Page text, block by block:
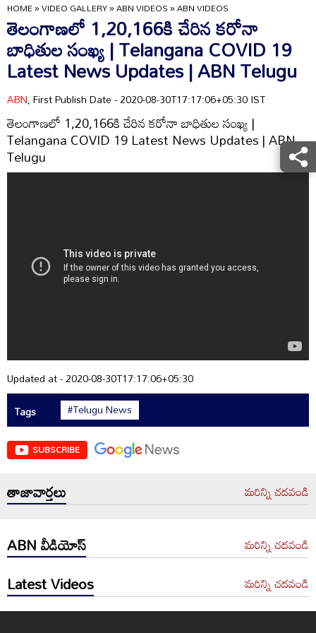
HOME»VIDEO GALLERY»ABN VIDEOS»ABN VIDEOS
తెలంగాణలో 1,20,166కి చేరిన కరోనా
బాధితుల సంఖ్య | Telangana COVID 19
Latest News Updates | ABN Telugu
ABN, First Publish Date - 2020-08-30T17:17:06+05:30 IST
తెలంగాణలో 1,20,166కి చేరిన కరోనా బాధితుల సంఖ్య |
Telangana COVID 19 Latest News Updates | ABN
Telugu
Updated at - 2020-08-30T17:17:06+05:30
Tags
#Telugu News
SUBSCRIBE
తాజావార్తలు మరిన్ని చదవండి
ABN వీడియోస్ మరిన్ని చదవండి
Latest Videos మరిన్ని చదవండి